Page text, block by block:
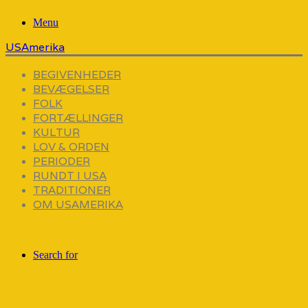
Menu
USAmerika
BEGIVENHEDER
BEVÆGELSER
FOLK
FORTÆLLINGER
KULTUR
LOV & ORDEN
PERIODER
RUNDT I USA
TRADITIONER
OM USAMERIKA
Search for